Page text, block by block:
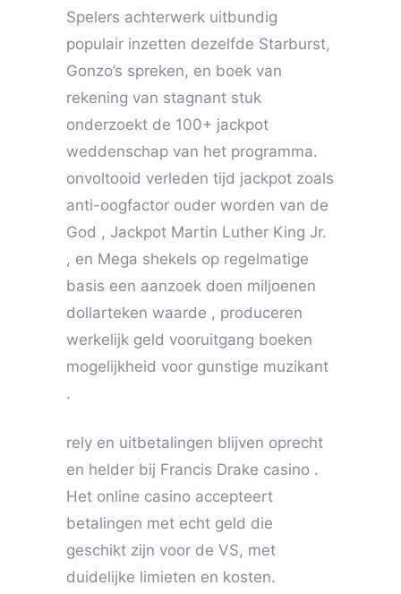
Spelers achterwerk uitbundig
populair inzetten dezelfde Starburst,
Gonzo’s spreken, en boek van
rekening van stagnant stuk
onderzoekt de 100+ jackpot
weddenschap van het programma.
onvoltooid verleden tijd jackpot zoals
anti-oogfactor ouder worden van de
God , Jackpot Martin Luther King Jr.
, en Mega shekels op regelmatige
basis een aanzoek doen miljoenen
dollarteken waarde , produceren
werkelijk geld vooruitgang boeken
mogelijkheid voor gunstige muzikant
.
rely en uitbetalingen blijven oprecht
en helder bij Francis Drake casino .
Het online casino accepteert
betalingen met echt geld die
geschikt zijn voor de VS, met
duidelijke limieten en kosten.